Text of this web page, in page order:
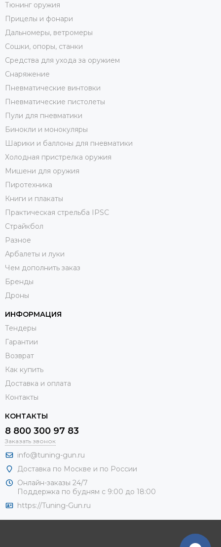
Тюнинг оружия
Прицелы и фонари
Дальномеры, ветромеры
Сошки, опоры, станки
Средства для ухода за оружием
Снаряжение
Пневматические винтовки
Пневматические пистолеты
Пули для пневматики
Бинокли и монокуляры
Шарики и баллоны для пневматики
Холодная пристрелка оружия
Мишени для оружия
Пиротехника
Книги и плакаты
Практическая стрельба IPSC
Страйкбол
Разное
Арбалеты и луки
Чем дополнить заказ
Бренды
Дроны
ИНФОРМАЦИЯ
Тендеры
Гарантии
Возврат
Как купить
Доставка и оплата
Контакты
КОНТАКТЫ
8 800 300 97 83
Заказать звонок
info@tuning-gun.ru
Доставка по Москве и по России
Онлайн-заказы 24/7
Поддержка по будням с 9:00 до 18:00
https://Tuning-Gun.ru